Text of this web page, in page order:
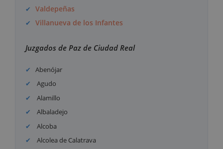
Valdepeñas
Villanueva de los Infantes
Juzgados de Paz de Ciudad Real
Abenójar
Agudo
Alamillo
Albaladejo
Alcoba
Alcolea de Calatrava